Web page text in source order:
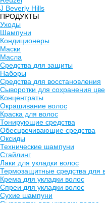
J Beverly Hills
ПРОДУКТЫ
Уходы
Шампуни
Кондиционеры
Маски
Масла
Средства для защиты
Наборы
Средства для восстановления
Сыворотки для сохранения
Концентраты
Окрашивание волос
Краска для волос
Тонирующие средства
Обесцвечивающие средства
Оксиды
Технические шампуни
Стайлинг
Лаки для укладки волос
Термозащитные средства для
Крема для укладки волос
Спреи для укладки волос
Сухие шампуни